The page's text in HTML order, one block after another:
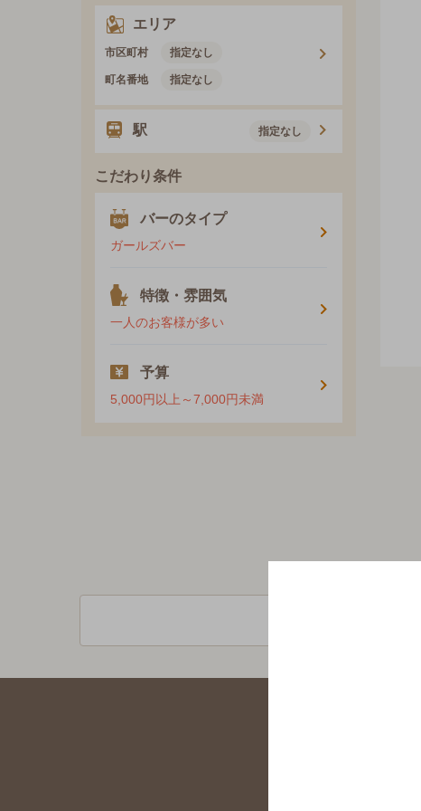
エリア
市区町村 指定なし
町名番地 指定なし
駅 指定なし
こだわり条件
バーのタイプ
ガールズバー
特徴・雰囲気
一人のお客様が多い
予算
5,000円以上～7,000円未満